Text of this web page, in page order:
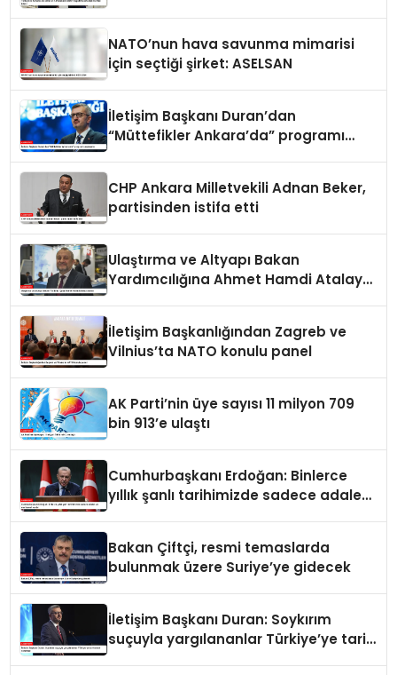
NATO’nun hava savunma mimarisi
için seçtiği şirket: ASELSAN
İletişim Başkanı Duran’dan
“Müttefikler Ankara’da” programı
CHP Ankara Milletvekili Adnan Beker,
partisinden istifa etti
Ulaştırma ve Altyapı Bakan
Yardımcılığına Ahmet Hamdi Atalay
İletişim Başkanlığından Zagreb ve
Vilnius’ta NATO konulu panel
AK Parti’nin üye sayısı 11 milyon 709
bin 913’e ulaştı
Cumhurbaşkanı Erdoğan: Binlerce
yıllık şanlı tarihimizde sadece adalet
Bakan Çiftçi, resmi temaslarda
bulunmak üzere Suriye’ye gidecek
İletişim Başkanı Duran: Soykırım
suçuyla yargılananlar Türkiye’ye tarih